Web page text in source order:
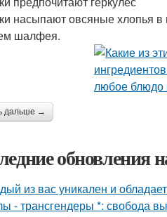
насыпают овсяные хлопья
шалфея.
дальше →
обновления
из вас уникален и
- трансгендеры *: свобода